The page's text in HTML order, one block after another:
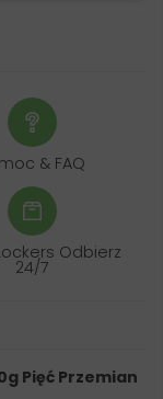
& FAQ
Odbierz
24/7
Pięć Przemian